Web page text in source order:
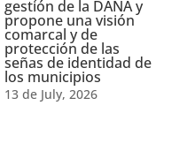
gestión de la DANA y
propone una visión
comarcal y de
protección de las
señas de identidad de
los municipios
13 de July, 2026